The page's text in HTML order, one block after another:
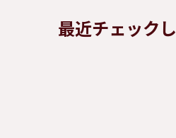
最近チェック